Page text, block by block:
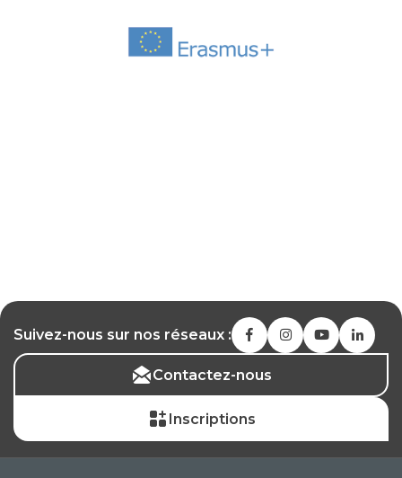
Suivez-nous sur nos réseaux :
Contactez-nous
Inscriptions